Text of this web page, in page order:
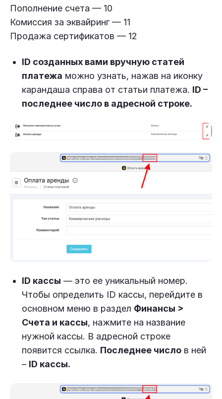
Пополнение счета — 10
Комиссия за эквайринг — 11
Продажа сертификатов — 12
ID созданных вами вручную статей
платежа можно узнать, нажав на иконку
карандаша справа от статьи платежа. ID –
последнее число в адресной строке.
ID кассы — это ее уникальный номер.
Чтобы определить ID кассы, перейдите в
основном меню в раздел Финансы >
Счета и кассы, нажмите на название
нужной кассы. В адресной строке
появится ссылка. Последнее число в ней
– ID кассы.